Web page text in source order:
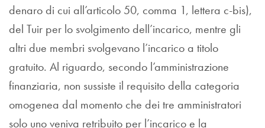
denaro di cui all’articolo 50, comma 1, lettera c-bis),
del Tuir per lo svolgimento dell’incarico, mentre gli
altri due membri svolgevano l’incarico a titolo
gratuito. Al riguardo, secondo l’amministrazione
finanziaria, non sussiste il requisito della categoria
omogenea dal momento che dei tre amministratori
solo uno veniva retribuito per l’incarico e la